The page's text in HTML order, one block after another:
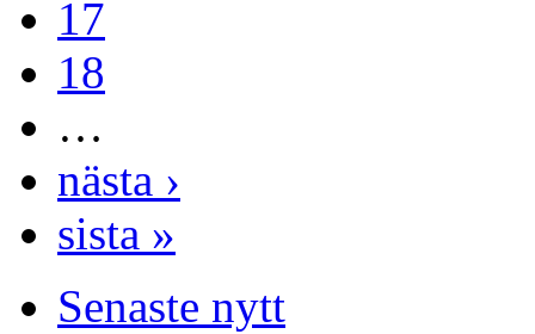
17
18
…
nästa ›
sista »
Senaste nytt